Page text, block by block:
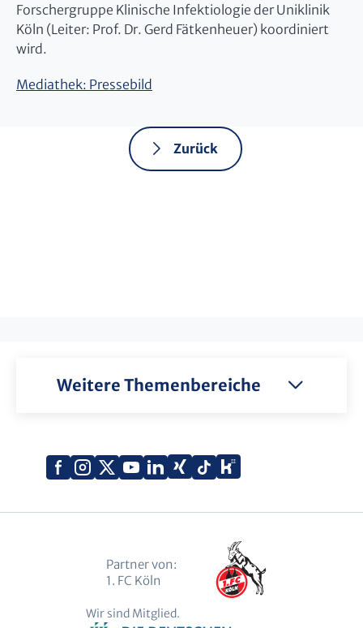
Forschergruppe Klinische Infektiologie der Uniklinik
Köln (Leiter: Prof. Dr. Gerd Fätkenheuer) koordiniert
wird.
Mediathek: Pressebild
Zurück
Weitere Themenbereiche
Facebook
Instagram
X
YouTube
LinkedIn
Xing TiktokKununu
Partner von:
1. FC Köln
Wir sind Mitglied.